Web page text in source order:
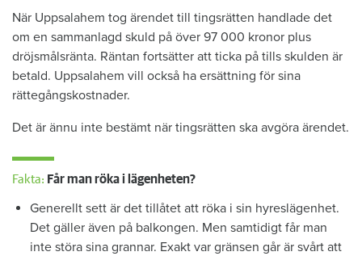
När Uppsalahem tog ärendet till tingsrätten handlade det
om en sammanlagd skuld på över 97 000 kronor plus
dröjsmålsränta. Räntan fortsätter att ticka på tills skulden är
betald. Uppsalahem vill också ha ersättning för sina
rättegångskostnader.
Det är ännu inte bestämt när tingsrätten ska avgöra ärendet.
Fakta: Får man röka i lägenheten?
Generellt sett är det tillåtet att röka i sin hyreslägenhet.
Det gäller även på balkongen. Men samtidigt får man
inte störa sina grannar. Exakt var gränsen går är svårt att